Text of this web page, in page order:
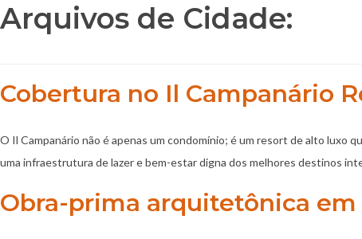
Arquivos de Cidade:
Cobertura no Il Campanário
O Il Campanário não é apenas um condomínio; é um resort de alto luxo
uma infraestrutura de lazer e bem-estar digna dos melhores destinos
Obra-prima arquitetônica